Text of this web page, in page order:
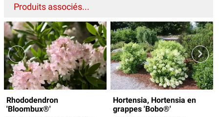
Produits associés...
Rhododendron
'Bloombux®'
Hortensia, Hortensia en
grappes 'Bobo®'